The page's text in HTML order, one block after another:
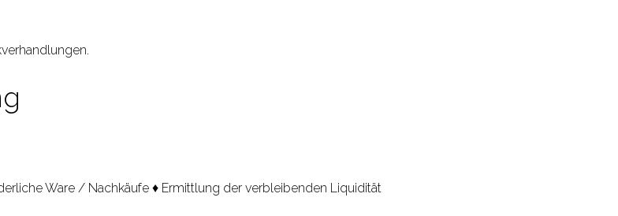
Ware / Nachkäufe ♦ Ermittlung der verbleibenden Liquidität